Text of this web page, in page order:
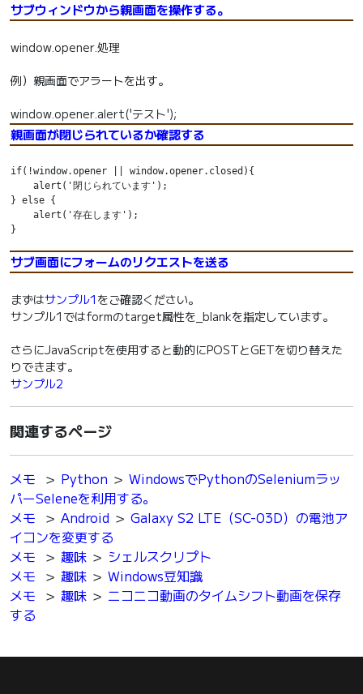
サブウィンドウから親画面を操作する。
window.opener.処理
例）親画面でアラートを出す。
window.opener.alert('テスト');
親画面が閉じられているか確認する
if(!window.opener || window.opener.closed){
    alert('閉じられています');
} else {
    alert('存在します');
サブ画面にフォームのリクエストを送る
まずはサンプル1 をご確認ください。
サンプル1ではformのtarget属性を_blankを指定しています。
さらにJavaScriptを使用すると動的にPOSTとGETを切り替えた
りできます。
サンプル2
関連するページ
メモ ＞ Python ＞ WindowsでPythonのSeleniumラッ
パーSeleneを利用する。
メモ ＞ Android ＞ Galaxy S2 LTE（SC-03D）の電池ア
イコンを変更する
メモ ＞ 趣味 ＞ シェルスクリプト
メモ ＞ 趣味 ＞ Windows豆知識
メモ ＞ 趣味 ＞ ニコニコ動画のタイムシフト動画を保存
する